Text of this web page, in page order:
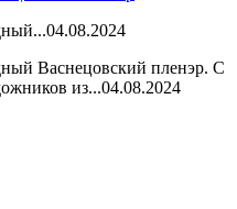
04.08.2024
Васнецовский пленэр. С
из...04.08.2024